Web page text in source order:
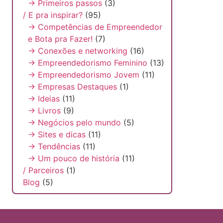
→ Primeiros passos (3)
/ E pra inspirar? (95)
→ Competências de Empreendedor
e Bota pra Fazer! (7)
→ Conexões e networking (16)
→ Empreendedorismo Feminino (13)
→ Empreendedorismo Jovem (11)
→ Empresas Destaques (1)
→ Ideias (11)
→ Livros (9)
→ Negócios pelo mundo (5)
→ Sites e dicas (11)
→ Tendências (11)
→ Um pouco de história (11)
/ Parceiros (1)
Blog (5)